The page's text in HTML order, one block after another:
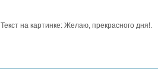
Текст на картинке: Желаю, прекрасного дня!.